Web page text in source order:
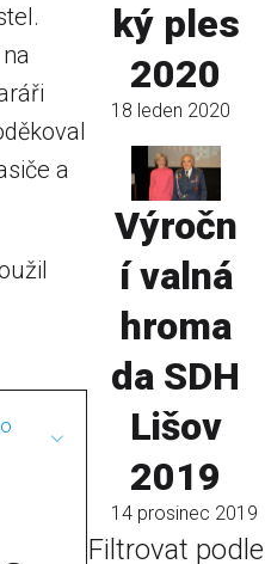
a
ký ples
2020
18 leden 2020
Výročn
í valná
hroma
da SDH
Lišov
2019
14 prosinec 2019
Filtrovat podle